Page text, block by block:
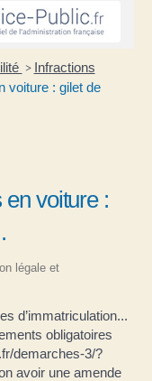
> Infractions
voiture : gilet de
voiture :
légale et
d’immatriculation...
obligatoires
demarches-3/?
avoir une amende